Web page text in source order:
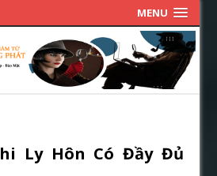
MENU
Ly Hôn Có Đầy Đủ